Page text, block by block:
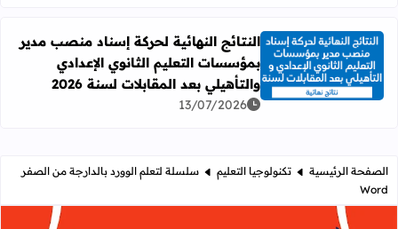
اقرأ المزيد عن النتائج النهائية لحركة إسناد منصب مدير
النتائج النهائية لحركة إسناد منصب مدير
بمؤسسات التعليم الثانوي الإعدادي
والتأهيلي بعد المقابلات لسنة 2026
13/07/2026
الصفحة الرئيسية تكنولوجيا التعليم
سلسلة لتعلم الوورد بالدارجة من الصفر
Word